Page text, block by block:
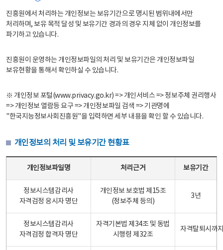
진흥원에서 처리하는 개인정보는 보유기간으로 명시된 범위내에서만
처리하며, 보유 목적 달성 및 보유기간 경과의 경우 지체 없이 개인정보를
파기하고 있습니다.
진흥원이 운영하는 개인정보파일의 처리 및 보유기간은 개인정보파일
보유현황을 통해서 확인하실 수 있습니다.
※ 개인정보 포털(www.privacy.go.kr) => 개인서비스 => 정보주체 권리행사
=> 개인정보 열람등 요구 => 개인정보파일 검색 => 기관명에
"한국지능정보사회진흥원"을 입력하면 세부 내용을 확인 할 수 있습니다.
개인정보의 처리 및 보유기간 현황표
개인정보파일명 처리근거 보유기간
정보시스템감리사
자격검정 응시자 명단
개인정보 보호법 제15조
(정보주체 등의)
3년
정보시스템감리사
자격검정 합격자 명단
자격기본법 제34조 및 동법
시행령 제32조
자격탈퇴시까